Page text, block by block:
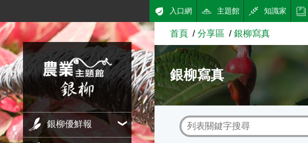
跳到主要內容
農業知識入口網
銀柳優鮮報
入口網 主題館 知識家
首頁 分享區 銀柳寫真
銀柳寫真